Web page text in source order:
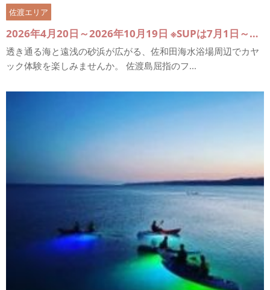
佐渡エリア
2026年4月20日～2026年10月19日 ※SUPは7月1日～9月30日まで
透き通る海と遠浅の砂浜が広がる、佐和田海水浴場周辺でカヤ
ック体験を楽しみませんか。 佐渡島屈指のフ...